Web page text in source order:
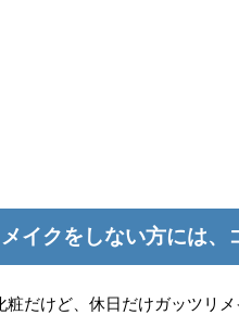
イクをしない方には、
粧だけど、休日だけガッツリ